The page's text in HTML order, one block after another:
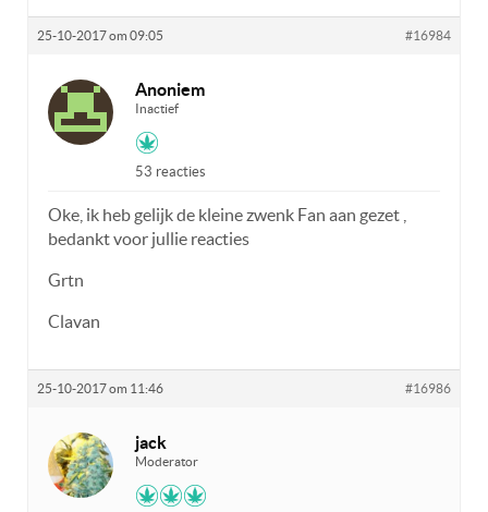
25-10-2017 om 09:05 #16984
Anoniem
Inactief
53 reacties
Oke, ik heb gelijk de kleine zwenk Fan aan gezet ,
bedankt voor jullie reacties
Grtn
Clavan
25-10-2017 om 11:46 #16986
jack
Moderator